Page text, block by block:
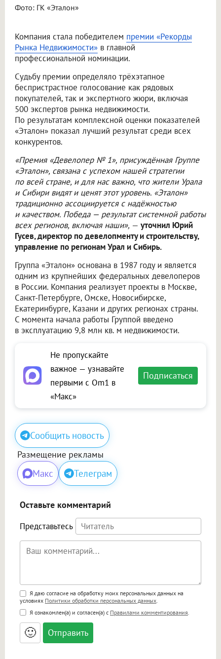
Фото: ГК «Эталон»
Компания стала победителем премии «Рекорды
Рынка Недвижимости» в главной
профессиональной номинации.
Судьбу премии определяло трёхэтапное
беспристрастное голосование как рядовых
покупателей, так и экспертного жюри, включая
500 экспертов рынка недвижимости.
По результатам комплексной оценки показателей
«Эталон» показал лучший результат среди всех
конкурентов.
«Премия «Девелопер № 1», присуждённая Группе
«Эталон», связана с успехом нашей стратегии
по всей стране, и для нас важно, что жители Урала
и Сибири видят и ценят этот уровень. «Эталон»
традиционно ассоциируется с надёжностью
и качеством. Победа — результат системной работы
всех регионов, включая наши», — уточнил Юрий
Гусев, директор по девелопменту и строительству,
управление по регионам Урал и Сибирь.
Группа «Эталон» основана в 1987 году и является
одним из крупнейших федеральных девелоперов
в России. Компания реализует проекты в Москве,
Санкт-Петербурге, Омске, Новосибирске,
Екатеринбурге, Казани и других регионах страны.
С момента начала работы Группой введено
в эксплуатацию 9,8 млн кв. м недвижимости.
Не пропускайте
важное — узнавайте
первыми с Om1 в
«Макс»
Подписаться
Сообщить новость
Размещение рекламы
Макс Телеграм
Оставьте комментарий
Представьтесь
Поддержка HTML
<b>, <strong>, <u>, <i>, <em>, <s>, <big>,
<small>, <sup>, <sub>, <pre>, <ul>, <ol>, <li>,
<blockquote>, <code> экранирует HTML,
адреса URL автоматически становятся
ссылками, и [img]адрес[/img] будет
Я даю согласие на обработку моих персональных данных на
условиях Политики обработки персональных данных
Я ознакомлен(а) и согласен(а) с Правилами комментирования
🙂